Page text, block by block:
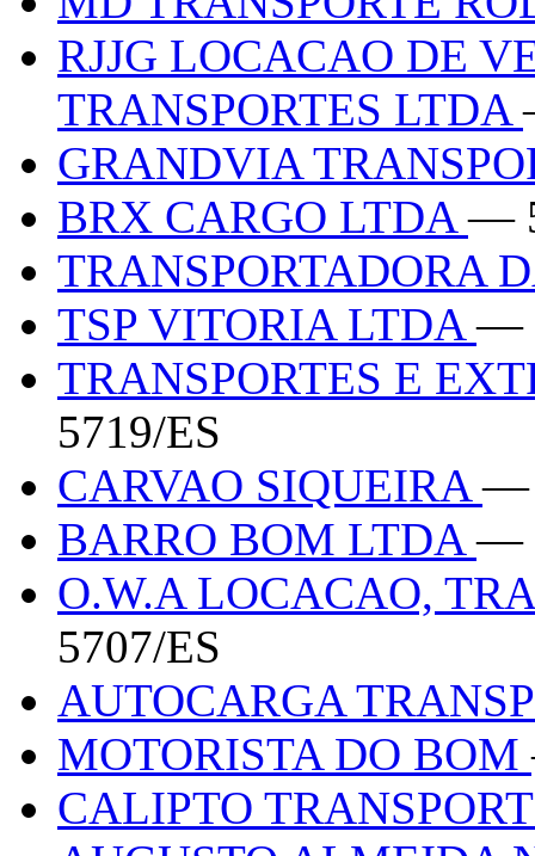
RJJG LOCACAO DE
TRANSPORTES LTDA
GRANDVIA
BRX CARGO LTDA—
TRANSPORTADORA
TSP VITORIA LTDA—
TRANSPORTES E
5719/ES
CARVAO SIQUEIRA—
BARRO BOM LTDA—
O.W.A LOCACAO,
5707/ES
AUTOCARGA
MOTORISTA DO BOM
CALIPTO